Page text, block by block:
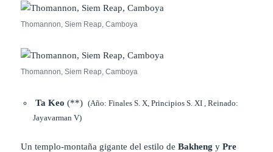
Thomannon, Siem Reap, Camboya
Thomannon, Siem Reap, Camboya
Ta Keo (**)(Año: Finales S. X, Principios S. XI , Reinado:
Jayavarman V)
Un templo-montaña gigante del estilo deBakheng yPre